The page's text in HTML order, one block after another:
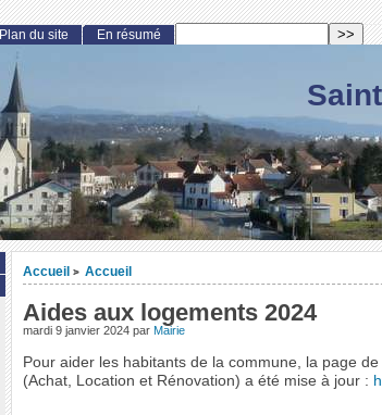
Accueil > Accueil
Aides aux logements 2024
mardi 9 janvier 2024 par Mairie
Pour aider les habitants de la commune, la page
(Achat, Location et Rénovation) a été mise à jour :
Plan du site En résumé